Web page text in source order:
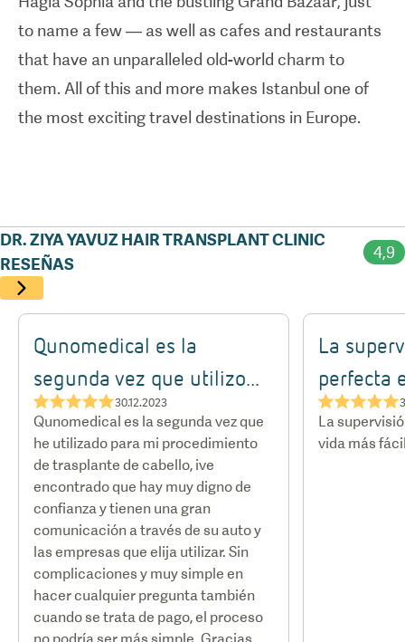
transportation services. By taking care of these
logistical aspects, my team and I prioritize the
comfort and well-being of all patients
throughout their entire treatment journey. -
to name a few — as well as cafes and restaurants
that have an unparalleled old-world charm to
them. All of this and more makes Istanbul one of
the most exciting travel destinations in Europe.
DR. ZIYA YAVUZ HAIR TRANSPLANT CLINIC
RESEÑAS
4,9
Qunomedical es la
segunda vez que utilizo...
★★★★★30.12.2023
Qunomedical es la segunda vez que
he utilizado para mi procedimiento
de trasplante de cabello, ive
encontrado que hay muy digno de
confianza y tienen una gran
comunicación a través de su auto y
las empresas que elija utilizar. Sin
complicaciones y muy simple en
hacer cualquier pregunta también
cuando se trata de pago, el proceso
La
perfecta
★★★★★
La
vida más